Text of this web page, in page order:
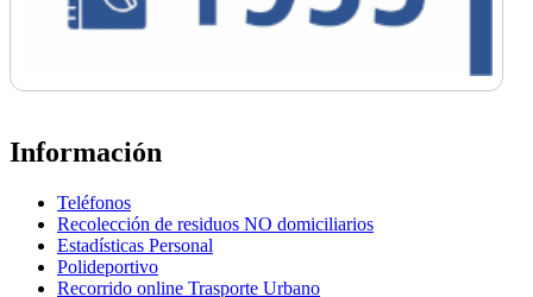
Información
Teléfonos
Recolección de residuos NO domiciliarios
Estadísticas Personal
Polideportivo
Recorrido online Trasporte Urbano